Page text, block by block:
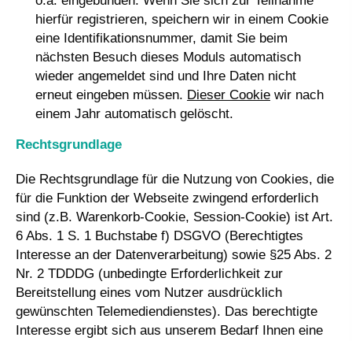
hierfür registrieren, speichern wir in einem Cookie
eine Identifikationsnummer, damit Sie beim
nächsten Besuch dieses Moduls automatisch
wieder angemeldet sind und Ihre Daten nicht
erneut eingeben müssen. Dieser Cookie wir nach
einem Jahr automatisch gelöscht.
Rechtsgrundlage
Die Rechtsgrundlage für die Nutzung von Cookies, die
für die Funktion der Webseite zwingend erforderlich
sind (z.B. Warenkorb-Cookie, Session-Cookie) ist Art.
6 Abs. 1 S. 1 Buchstabe f) DSGVO (Berechtigtes
Interesse an der Datenverarbeitung) sowie §25 Abs. 2
Nr. 2 TDDDG (unbedingte Erforderlichkeit zur
Bereitstellung eines vom Nutzer ausdrücklich
gewünschten Telemediendienstes). Das berechtigte
Interesse ergibt sich aus unserem Bedarf Ihnen eine